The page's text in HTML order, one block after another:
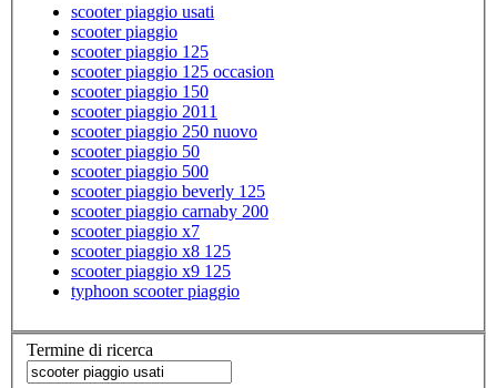
scooter piaggio usati
scooter piaggio
scooter piaggio 125
scooter piaggio 125 occasion
scooter piaggio 150
scooter piaggio 2011
scooter piaggio 250 nuovo
scooter piaggio 50
scooter piaggio 500
scooter piaggio beverly 125
scooter piaggio carnaby 200
scooter piaggio x7
scooter piaggio x8 125
scooter piaggio x9 125
typhoon scooter piaggio
Termine di ricerca